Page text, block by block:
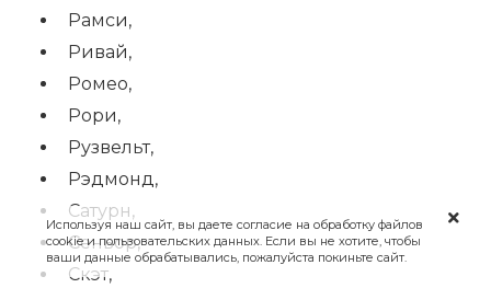
Рамси,
Ривай,
Ромео,
Рори,
Рузвельт,
Рэдмонд,
Сатурн,
Сеньор,
Скэт,
Используя наш сайт, вы даете согласие на обработку файлов
cookie и пользовательских данных. Если вы не хотите, чтобы
ваши данные обрабатывались, пожалуйста покиньте сайт.